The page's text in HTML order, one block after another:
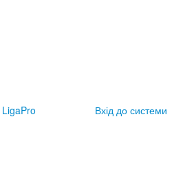
LigaPro Вхід до системи